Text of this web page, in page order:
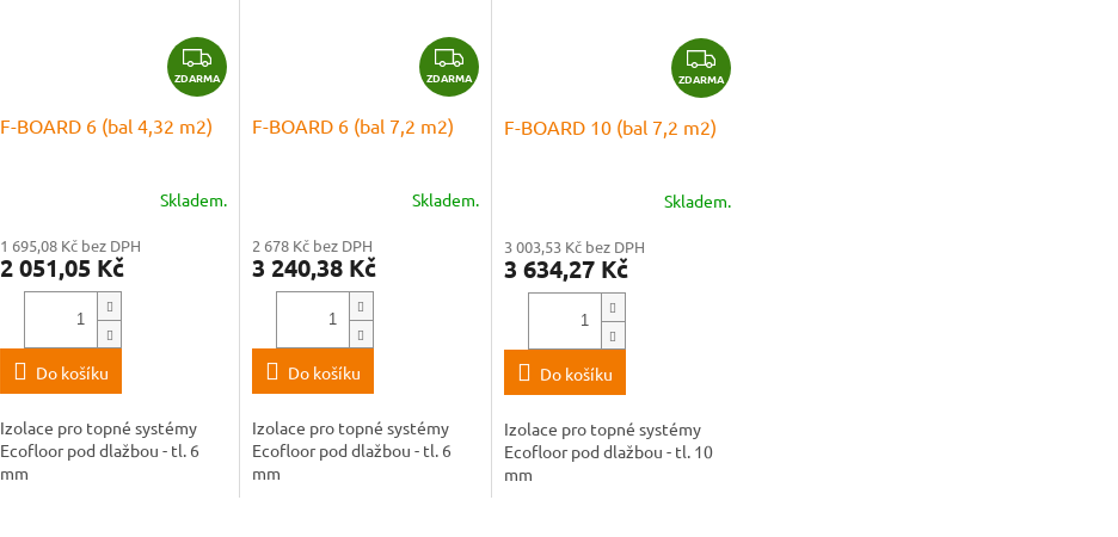
Z
D
A
R
A
ZDARMA
F-BOARD 6 (bal 4,32 m2)
Skladem.
1 695,08 Kč bez DPH
2 051,05 Kč
Do košíku
Izolace pro topné systémy
Ecofloor pod dlažbou - tl. 6
mm
Z
D
A
ZDARMA
F-BOARD 6 (bal 7,2 m2)
Skladem.
2 678 Kč bez DPH
3 240,38 Kč
Do košíku
Izolace pro topné systémy
Ecofloor pod dlažbou - tl. 6
mm
Z
D
R
A
ZDARMA
F-BOARD 10 (bal 7,2 m2)
Skladem.
3 003,53 Kč bez DPH
3 634,27 Kč
Do košíku
Izolace pro topné systémy
Ecofloor pod dlažbou - tl. 10
mm